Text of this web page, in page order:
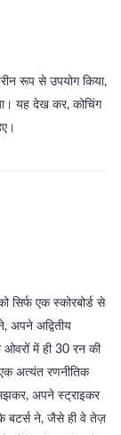
रूप से उपयोग किया,
यह देख कर, कोचिंग
सिर्फ एक स्कोरबोर्ड से
अपने अद्वितीय
में ही 30 रन की
अत्यंत रणनीतिक
अपने स्ट्राइकर
बटर्स ने, जैसे ही वे तेज़